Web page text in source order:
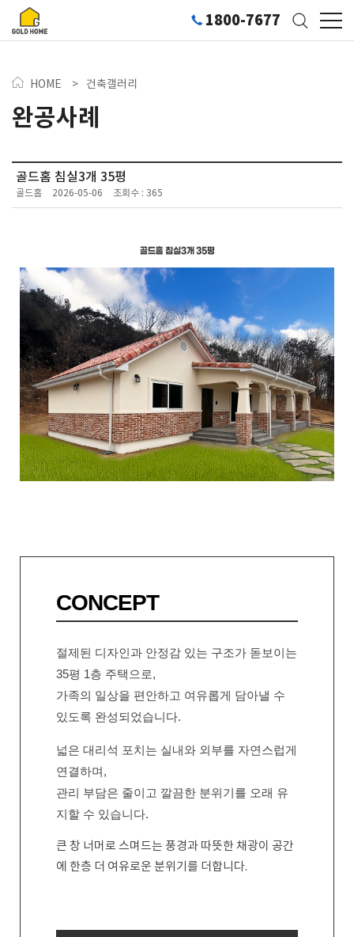
1800-7677
HOME > 건축갤러리
완공사례
골드홈 침실3개 35평
골드홈 2026-05-06 조회수 : 365
CONCEPT
절제된 디자인과 안정감 있는 구조가 돋보이는
35평 1층 주택으로,
가족의 일상을 편안하고 여유롭게 담아낼 수
있도록 완성되었습니다.
넓은 대리석 포치는 실내와 외부를 자연스럽게
연결하며,
관리 부담은 줄이고 깔끔한 분위기를 오래 유
지할 수 있습니다.
큰 창 너머로 스며드는 풍경과 따뜻한 채광이 공간
에 한층 더 여유로운 분위기를 더합니다.